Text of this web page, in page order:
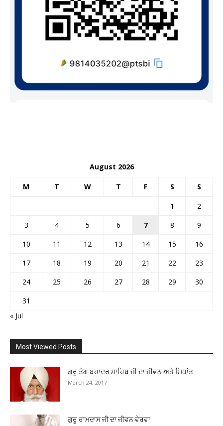
August 2026
M T W T F S S
1
2
3
4 5 6 7 8
9
10
11 12 13 14 15
16
17
18 19 20 21 22
23
24
25 26 27 28 29
30
31
« Jul
Most Viewed Posts
ਗੁਰੂ ਤੇਗ ਬਹਾਦਰ ਸਾਹਿਬ ਜੀ ਦਾ ਜੀਵਨ ਅਤੇ ਸਿਧਾਂਤ
March 24, 2017
ਗੁਰੂ ਰਾਮਦਾਸ ਜੀ ਦਾ ਜੀਵਨ ਵੇਰਵਾ